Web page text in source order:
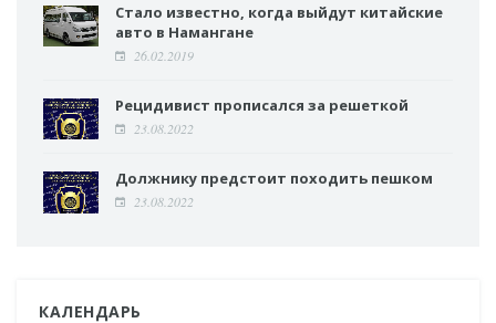
Стало известно, когда выйдут китайские
авто в Намангане
26.02.2019
Рецидивист прописался за решеткой
23.08.2022
Должнику предстоит походить пешком
23.08.2022
КАЛЕНДАРЬ